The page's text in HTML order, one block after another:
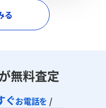
る
無料査定
ぐお電話を /